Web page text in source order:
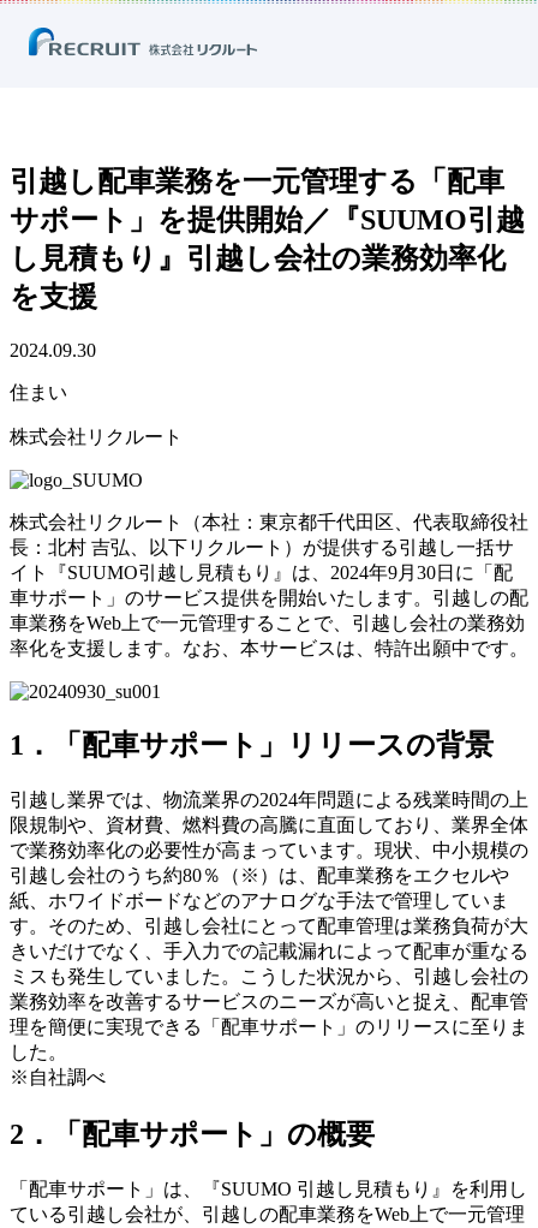
引越し配車業務を一元管理する「配車サポート」を提供開始／
引越し配車業務を一元管理する「配車
サポート」を提供開始／『SUUMO引越
し見積もり』引越し会社の業務効率化
を支援
2024.09.30
住まい
株式会社リクルート
株式会社リクルート（本社：東京都千代田区、代表取締役社
長：北村 吉弘、以下リクルート）が提供する引越し一括サ
イト『SUUMO引越し見積もり』は、2024年9月30日に「配
車サポート」のサービス提供を開始いたします。引越しの配
車業務をWeb上で一元管理することで、引越し会社の業務効
率化を支援します。なお、本サービスは、特許出願中です。
1．「配車サポート」リリースの背景
引越し業界では、物流業界の2024年問題による残業時間の上
限規制や、資材費、燃料費の高騰に直面しており、業界全体
で業務効率化の必要性が高まっています。現状、中小規模の
引越し会社のうち約80％（※）は、配車業務をエクセルや
紙、ホワイドボードなどのアナログな手法で管理していま
す。そのため、引越し会社にとって配車管理は業務負荷が大
きいだけでなく、手入力での記載漏れによって配車が重なる
ミスも発生していました。こうした状況から、引越し会社の
業務効率を改善するサービスのニーズが高いと捉え、配車管
理を簡便に実現できる「配車サポート」のリリースに至りま
した。
※自社調べ
2．「配車サポート」の概要
「配車サポート」は、『SUUMO 引越し見積もり』を利用し
ている引越し会社が、引越しの配車業務をWeb上で一元管理